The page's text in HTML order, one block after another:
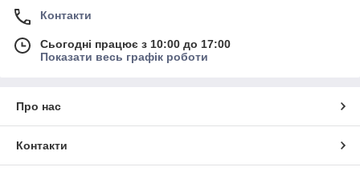
Контакти
Сьогодні працює з 10:00 до 17:00
Показати весь графік роботи
Про нас
Контакти